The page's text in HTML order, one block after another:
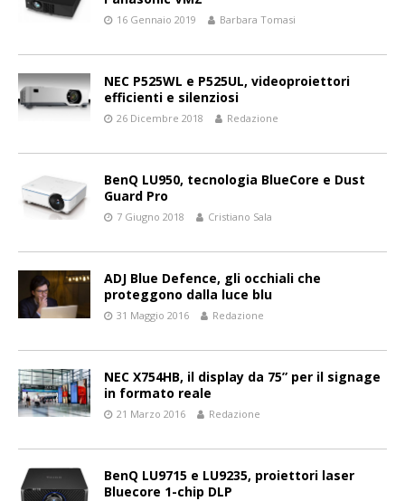
16 Gennaio 2019 Barbara Tomasi
NEC P525WL e P525UL, videoproiettori
efficienti e silenziosi
26 Dicembre 2018 Redazione
BenQ LU950, tecnologia BlueCore e Dust
Guard Pro
7 Giugno 2018 Cristiano Sala
ADJ Blue Defence, gli occhiali che
proteggono dalla luce blu
31 Maggio 2016 Redazione
NEC X754HB, il display da 75” per il signage
in formato reale
21 Marzo 2016 Redazione
BenQ LU9715 e LU9235, proiettori laser
Bluecore 1-chip DLP